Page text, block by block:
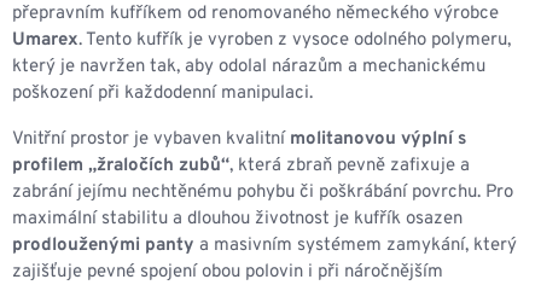
přepravním kufříkem od renomovaného německého výrobce
Umarex. Tento kufřík je vyroben z vysoce odolného polymeru,
který je navržen tak, aby odolal nárazům a mechanickému
poškození při každodenní manipulaci.
Vnitřní prostor je vybaven kvalitní molitanovou výplní s
profilem „žraločích zubů“, která zbraň pevně zafixuje a
zabrání jejímu nechtěnému pohybu či poškrábání povrchu. Pro
maximální stabilitu a dlouhou životnost je kufřík osazen
prodlouženými panty a masivním systémem zamykání, který
zajišťuje pevné spojení obou polovin i při náročnějším